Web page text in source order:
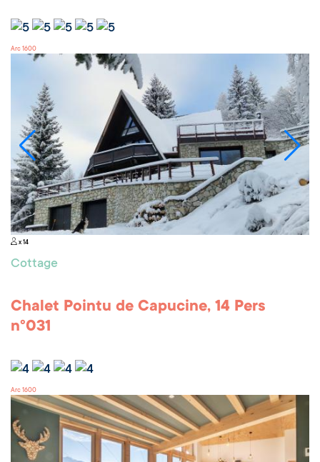
Arc 1600
x 14
Cottage
Chalet Pointu de Capucine, 14 Pers
n°031
Arc 1600